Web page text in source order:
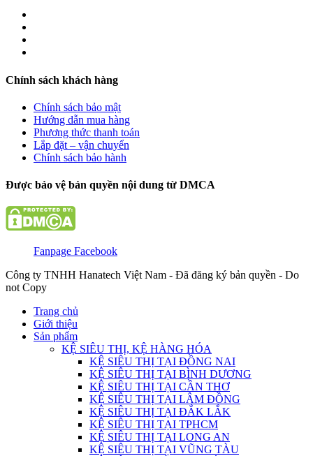
Chính sách khách hàng
Chính sách bảo mật
Hướng dẫn mua hàng
Phương thức thanh toán
Lắp đặt – vận chuyển
Chính sách bảo hành
Được bảo vệ bản quyền nội dung từ DMCA
Fanpage Facebook
Công ty TNHH Hanatech Việt Nam - Đã đăng ký bản quyền - Do
not Copy
Trang chủ
Giới thiệu
Sản phẩm
KỆ SIÊU THỊ, KỆ HÀNG HÓA
KỆ SIÊU THỊ TẠI ĐỒNG NAI
KỆ SIÊU THỊ TẠI BÌNH DƯƠNG
KỆ SIÊU THỊ TẠI CẦN THƠ
KỆ SIÊU THỊ TẠI LÂM ĐỒNG
KỆ SIÊU THỊ TẠI ĐẮK LẮK
KỆ SIÊU THỊ TẠI TPHCM
KỆ SIÊU THỊ TẠI LONG AN
KỆ SIÊU THỊ TẠI VŨNG TÀU